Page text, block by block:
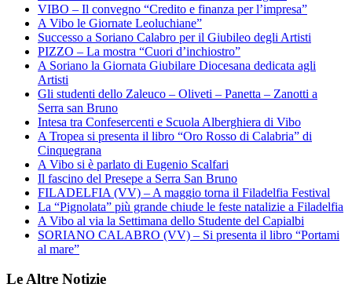
VIBO – Il convegno “Credito e finanza per l’impresa”
A Vibo le Giornate Leoluchiane”
Successo a Soriano Calabro per il Giubileo degli Artisti
PIZZO – La mostra “Cuori d’inchiostro”
A Soriano la Giornata Giubilare Diocesana dedicata agli
Artisti
Gli studenti dello Zaleuco – Oliveti – Panetta – Zanotti a
Serra san Bruno
Intesa tra Confesercenti e Scuola Alberghiera di Vibo
A Tropea si presenta il libro “Oro Rosso di Calabria” di
Cinquegrana
A Vibo si è parlato di Eugenio Scalfari
Il fascino del Presepe a Serra San Bruno
FILADELFIA (VV) – A maggio torna il Filadelfia Festival
La “Pignolata” più grande chiude le feste natalizie a Filadelfia
A Vibo al via la Settimana dello Studente del Capialbi
SORIANO CALABRO (VV) – Si presenta il libro “Portami
al mare”
Le Altre Notizie